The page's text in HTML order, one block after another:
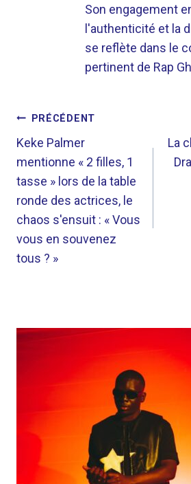
Son engagement
l'authenticité et la
se reflète dans le
pertinent de Rap
NAVIGATION
DE
L’ARTICLE
PRÉCÉDENT
Keke Palmer
mentionne « 2 filles, 1
tasse » lors de la table
ronde des actrices, le
chaos s'ensuit : « Vous
vous en souvenez
tous ? »
La